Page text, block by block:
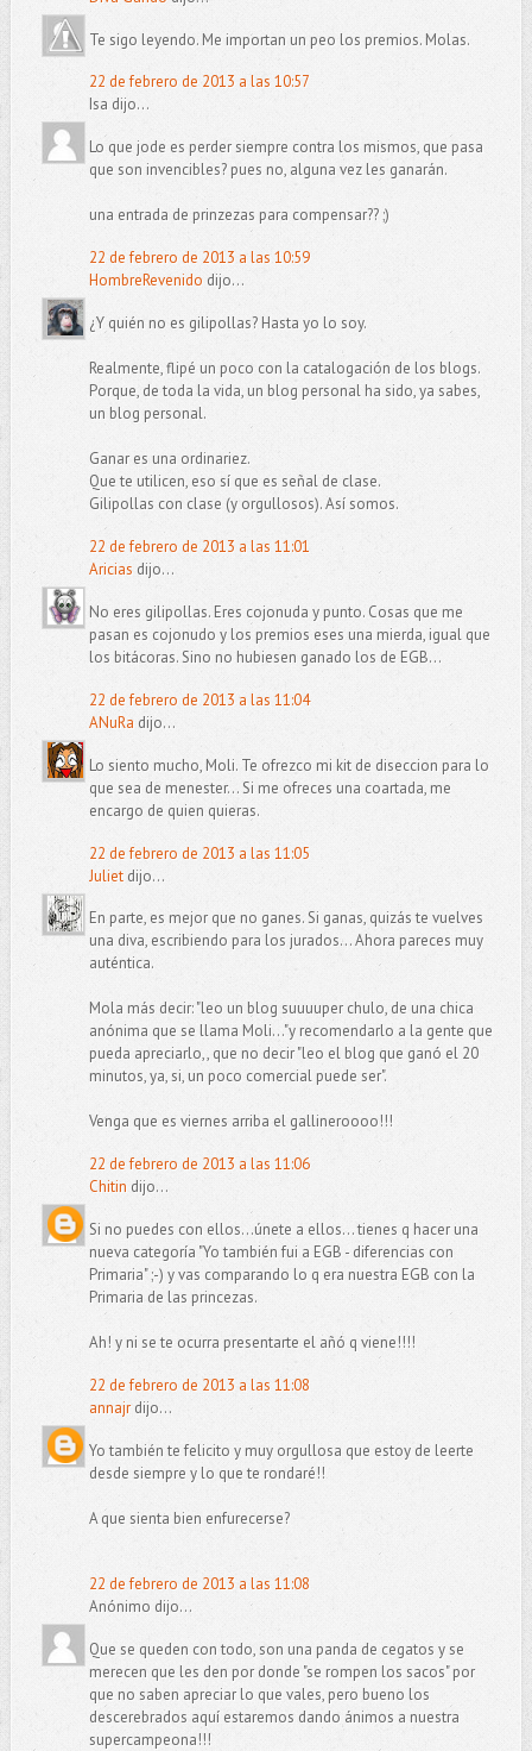
Te sigo leyendo. Me importan un peo los premios. Molas.
22 de febrero de 2013 a las 10:57
Isa dijo...
Lo que jode es perder siempre contra los mismos, que pasa
que son invencibles? pues no, alguna vez les ganarán.
una entrada de prinzezas para compensar?? ;)
22 de febrero de 2013 a las 10:59
HombreRevenido dijo...
¿Y quién no es gilipollas? Hasta yo lo soy.
Realmente, flipé un poco con la catalogación de los blogs.
Porque, de toda la vida, un blog personal ha sido, ya sabes,
un blog personal.
Ganar es una ordinariez.
Que te utilicen, eso sí que es señal de clase.
Gilipollas con clase (y orgullosos). Así somos.
22 de febrero de 2013 a las 11:01
Aricias dijo...
No eres gilipollas. Eres cojonuda y punto. Cosas que me
pasan es cojonudo y los premios eses una mierda, igual que
los bitácoras. Sino no hubiesen ganado los de EGB...
22 de febrero de 2013 a las 11:04
ANuRa dijo...
Lo siento mucho, Moli. Te ofrezco mi kit de diseccion para lo
que sea de menester... Si me ofreces una coartada, me
encargo de quien quieras.
22 de febrero de 2013 a las 11:05
Julietdijo...
En parte, es mejor que no ganes. Si ganas, quizás te vuelves
una diva, escribiendo para los jurados... Ahora pareces muy
auténtica.
Mola más decir: "leo un blog suuuuper chulo, de una chica
anónima que se llama Moli..."y recomendarlo a la gente que
pueda apreciarlo,, que no decir "leo el blog que ganó el 20
minutos, ya, si, un poco comercial puede ser".
Venga que es viernes arriba el gallineroooo!!!
22 de febrero de 2013 a las 11:06
Chitin dijo...
Si no puedes con ellos...únete a ellos... tienes q hacer una
nueva categoría "Yo también fui a EGB - diferencias con
Primaria" ;-) y vas comparando lo q era nuestra EGB con la
Primaria de las princezas.
Ah! y ni se te ocurra presentarte el añó q viene!!!!
22 de febrero de 2013 a las 11:08
annajrdijo...
Yo también te felicito y muy orgullosa que estoy de leerte
desde siempre y lo que te rondaré!!
A que sienta bien enfurecerse?
22 de febrero de 2013 a las 11:08
Anónimo dijo...
Que se queden con todo, son una panda de cegatos y se
merecen que les den por donde "se rompen los sacos" por
que no saben apreciar lo que vales, pero bueno los
descerebrados aquí estaremos dando ánimos a nuestra
supercampeona!!!